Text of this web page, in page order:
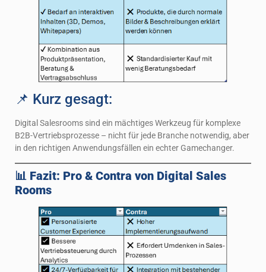
📌 Kurz gesagt:
Digital Salesrooms sind ein mächtiges Werkzeug für komplexe
B2B-Vertriebsprozesse – nicht für jede Branche notwendig, aber
in den richtigen Anwendungsfällen ein echter Gamechanger.
📊 Fazit: Pro & Contra von Digital Sales
Rooms